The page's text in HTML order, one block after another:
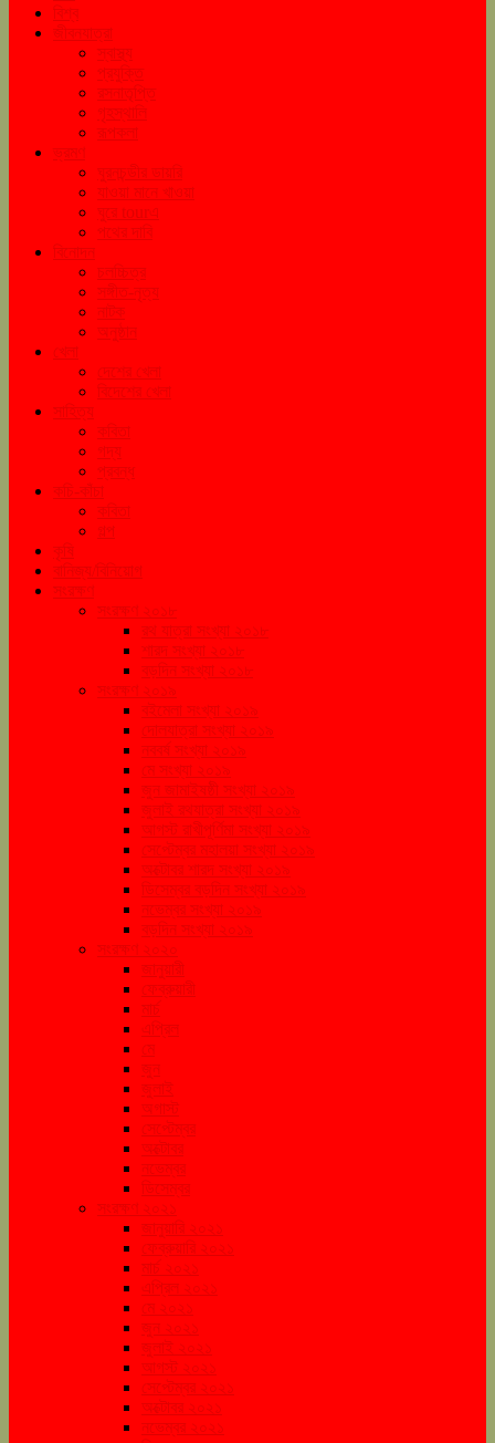
বিশ্ব
জীবনযাত্রা
স্বাস্থ্য
প্রযুক্তি
রসনাতৃপ্তি
গৃহস্থালি
রূপকলা
ভ্রমণ
ঘুরনচন্ডীর ডায়রি
যাওয়া মানে খাওয়া
ঘুরে tourএ
পথের দাবি
বিনোদন
চলচ্চিত্র
সঙ্গীত-নৃত্য
নাটক
অনুষ্ঠান
খেলা
দেশের খেলা
বিদেশের খেলা
সাহিত্য
কবিতা
গদ্য
প্রবন্ধ
কচি-কাঁচা
কবিতা
গল্প
কৃষি
বানিজ্য/বিনিয়োগ
সংরক্ষণ
সংরক্ষণ ২০১৮
রথ যাত্রা সংখ্যা ২০১৮
শারদ সংখ্যা ২০১৮
বড়দিন সংখ্যা ২০১৮
সংরক্ষণ ২০১৯
বইমেলা সংখ্যা ২০১৯
দোলযাত্রা সংখ্যা ২০১৯
নববর্ষ সংখ্যা ২০১৯
মে সংখ্যা ২০১৯
জুন জামাইষষ্ঠী সংখ্যা ২০১৯
জুলাই রথযাত্রা সংখ্যা ২০১৯
আগস্ট রাখীপূর্ণিমা সংখ্যা ২০১৯
সেপ্টেম্বর মহালয়া সংখ্যা ২০১৯
অক্টোবর শারদ সংখ্যা ২০১৯
ডিসেম্বর বড়দিন সংখ্যা ২০১৯
নভেম্বর সংখ্যা ২০১৯
বড়দিন সংখ্যা ২০১৯
সংরক্ষণ ২০২০
জানুয়ারী
ফেব্রুয়ারী
মার্চ
এপ্রিল
মে
জুন
জুলাই
অগাস্ট
সেপ্টেম্বর
অক্টোবর
নভেম্বর
ডিসেম্বর
সংরক্ষণ ২০২১
জানুয়ারি ২০২১
ফেব্রুয়ারি ২০২১
মার্চ ২০২১
এপ্রিল ২০২১
মে ২০২১
জুন ২০২১
জুলাই ২০২১
আগস্ট ২০২১
সেপ্টেম্বর ২০২১
অক্টোবর ২০২১
নভেম্বর ২০২১